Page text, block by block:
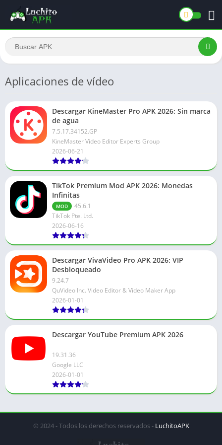
Aplicaciones de vídeo
Descargar KineMaster Pro APK 2026: Sin marca
de agua
7.5.17.34152.GP
KineMaster Video Editor Experts Group
2026-06-21
TikTok Premium Mod APK 2026: Monedas
Infinitas
MOD
45.6.1
TikTok Pte. Ltd.
2026-06-16
Descargar VivaVideo Pro APK 2026: VIP
Desbloqueado
9.24.7
QuVideo Inc. Video Editor & Video Maker App
2026-01-01
Descargar YouTube Premium APK 2026
19.31.36
Google LLC
2026-01-01
© 2024 - Todos los derechos reservados - LuchitoAPK